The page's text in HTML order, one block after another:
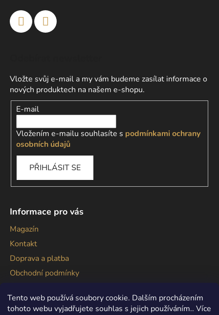
Tento web používá soubory cookie. Dalším procházením
tohoto webu vyjadřujete souhlas s jejich používáním.. Více
Vložte svůj e-mail a my vám budeme zasílat informace o
nových produktech na našem e-shopu.
E-mail
Vložením e-mailu souhlasíte s podmínkami ochrany
osobních údajů
PŘIHLÁSIT SE
Informace pro vás
Magazín
Kontakt
Doprava a platba
Obchodní podmínky